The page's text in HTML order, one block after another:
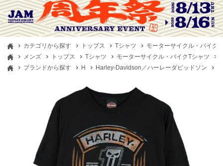
カテゴリから探す トップス Tシャツ
モーターサイクル・バイクT
メンズ
トップス Tシャツ モーターサイクル・バイクTシャツ
ブランドから探す
H Harley-Davidson／ハーレーダビッドソン